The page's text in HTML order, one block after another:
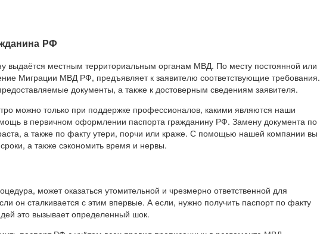
РФ
выдаётся местным территориальным органам МВД. По месту постоянной или
Миграции МВД РФ, предъявляет к заявителю соответствующие требования.
документы, а также к достоверным сведениям заявителя.
можно только при поддержке профессионалов, какими являются наши
в первичном оформлении паспорта гражданину РФ. Замену документа по
а также по факту утери, порчи или краже. С помощью нашей компании вы
а также сэкономить время и нервы.
может оказаться утомительной и чрезмерно ответственной для
он сталкивается с этим впервые. А если, нужно получить паспорт по факту
это вызывает определенный шок.